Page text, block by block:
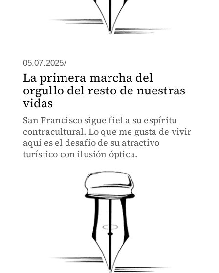
05.07.2025/
La primera marcha del
orgullo del resto de nuestras
vidas
San Francisco sigue fiel a su espíritu
contracultural. Lo que me gusta de vivir
aquí es el desafío de su atractivo
turístico con ilusión óptica.